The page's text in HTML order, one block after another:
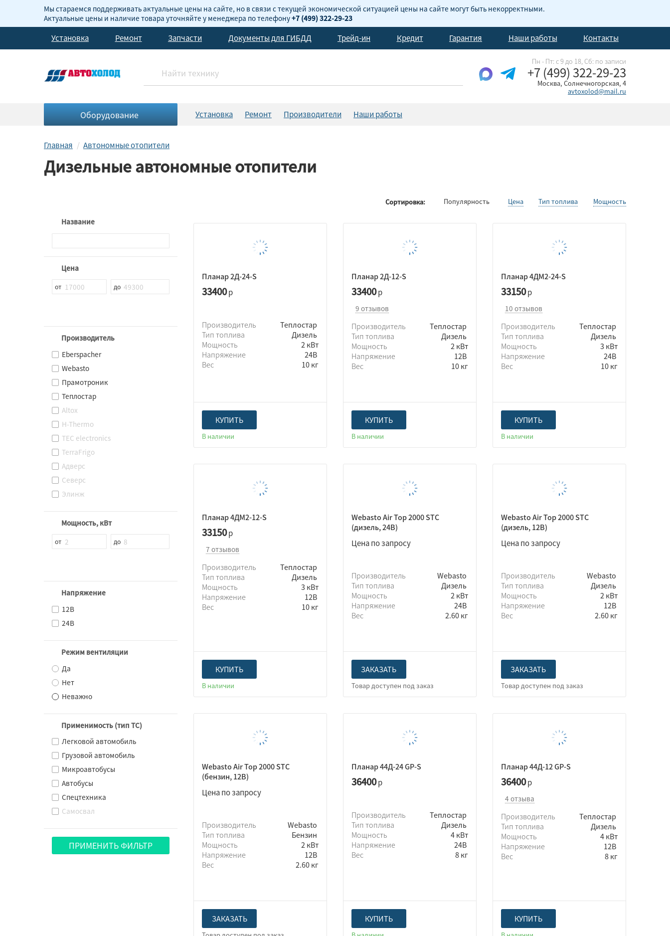
Мы стараемся поддерживать актуальные цены на сайте, но в связи с текущей экономической ситуацией цены на сайте могут быть некорректными.
Актуальные цены и наличие товара уточняйте у менеджера по телефону+7 (499) 322-29-23
Установка Ремонт Запчасти Документы для ГИБДД Трейд-ин Кредит Гарантия Наши работы Контакты
Пн - Пт: с 9 до 18, Cб: по записи
+7 (499) 322-29-23
Москва, Солнечногорская, 4
avtoxolod@mail.ru
Оборудование Установка Ремонт Производители Наши работы
Главная Автономные отопители
Дизельные автономные отопители
Название
Цена
Производитель
Eberspacher
Webasto
Прамотроник
Теплостар
Altox
H-Thermo
TEC electronics
TerraFrigo
Адверс
Северс
Элинж
Мощность, кВт
Напряжение
12В
24В
Режим вентиляции
Да
Нет
Неважно
Применимость (тип ТС)
Легковой автомобиль
Грузовой автомобиль
Микроавтобусы
Автобусы
Спецтехника
Самосвал
ПРИМЕНИТЬ ФИЛЬТР
Сортировка: Популярность Цена Тип топлива Мощность
Планар 2Д-24-S
33400р
Производитель
Теплостар
Тип топлива
Дизель
Мощность
2 кВт
Напряжение
24В
Вес
10 кг
КУПИТЬ
В наличии
Планар 2Д-12-S
33400р
9 отзывов
Производитель
Теплостар
Тип топлива
Дизель
Мощность
2 кВт
Напряжение
12В
Вес
10 кг
КУПИТЬ
В наличии
Планар 4ДМ2-24-S
33150р
10 отзывов
Производитель
Теплостар
Тип топлива
Дизель
Мощность
3 кВт
Напряжение
24В
Вес
10 кг
КУПИТЬ
В наличии
Планар 4ДМ2-12-S
33150р
7 отзывов
Производитель
Теплостар
Тип топлива
Дизель
Мощность
3 кВт
Напряжение
12В
Вес
10 кг
КУПИТЬ
В наличии
Webasto Air Top 2000 STC
(дизель, 24В)
Цена по запросу
Производитель
Webasto
Тип топлива
Дизель
Мощность
2 кВт
Напряжение
24В
Вес
2.60 кг
ЗАКАЗАТЬ
Webasto Air Top 2000 STC
(дизель, 12В)
Цена по запросу
Производитель
Webasto
Тип топлива
Дизель
Мощность
2 кВт
Напряжение
12В
Вес
2.60 кг
ЗАКАЗАТЬ
Webasto Air Top 2000 STC
(бензин, 12В)
Цена по запросу
Производитель
Webasto
Тип топлива
Бензин
Мощность
2 кВт
Напряжение
12В
Вес
2.60 кг
ЗАКАЗАТЬ
Планар 44Д-24 GP-S
36400р
Производитель
Теплостар
Тип топлива
Дизель
Мощность
4 кВт
Напряжение
24В
Вес
8 кг
КУПИТЬ
Планар 44Д-12 GP-S
36400р
4 отзыва
Производитель
Теплостар
Тип топлива
Дизель
Мощность
4 кВт
Напряжение
12В
Вес
8 кг
КУПИТЬ